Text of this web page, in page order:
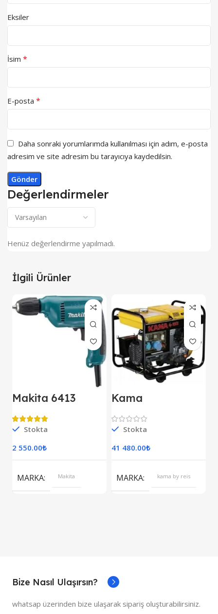
Değerlendirmeler
Henüz değerlendirme yapılmadı.
Eksiler
İsim *
E-posta *
Daha sonraki yorumlarımda kullanılması için adım, e-posta
adresim ve site adresim bu tarayıcıya kaydedilsin.
İlgili Ürünler
Makita 6413
Stokta
2 550.00₺
MARKA Makita
Kama
Kipor Dizel
Jeneratör Marşlı
Monofaze
Stokta
41 480.00₺
MARKA kama by reis
Bize Nasıl Ulaşırsın?
whatsap üzerinden bize ulaşarak sipariş oluşturabilirsiniz.